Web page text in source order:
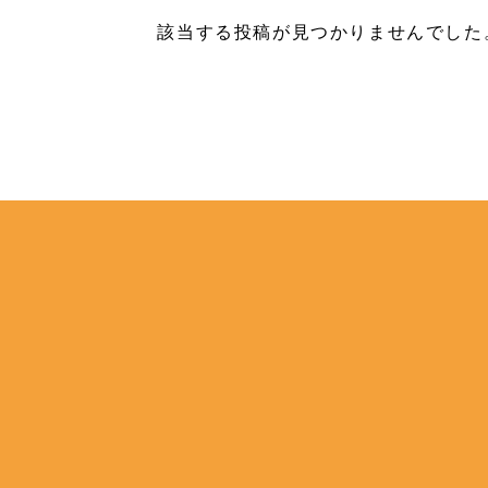
該当する投稿が見つかりませんでした